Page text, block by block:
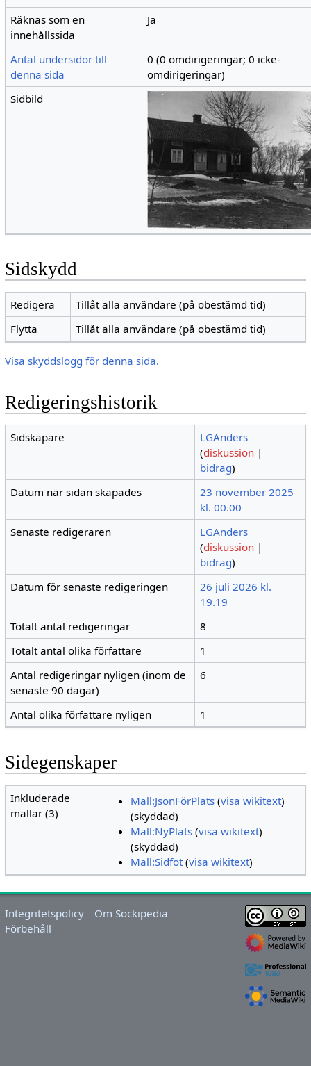
Räknas som en
innehållssida
Ja
Antal undersidor till
denna sida
0 (0 omdirigeringar; 0 icke-
omdirigeringar)
Sidbild
Sidskydd
Redigera
Tillåt alla användare (på obestämd tid)
Flytta
Tillåt alla användare (på obestämd tid)
Visa skyddslogg för denna sida.
Redigeringshistorik
Sidskapare
LGAnders
(diskussion |
bidrag)
Datum när sidan skapades
23 november 2025
kl. 00.00
Senaste redigeraren
LGAnders
(diskussion |
bidrag)
Datum för senaste redigeringen
26 juli 2026 kl.
19.19
Totalt antal redigeringar
8
Totalt antal olika författare
1
Antal redigeringar nyligen (inom de
senaste 90 dagar)
6
Antal olika författare nyligen 1
Sidegenskaper
Inkluderade
mallar (3)
Mall:JsonFörPlats(visa wikitext)
(skyddad)
Mall:NyPlats(visa wikitext)
(skyddad)
Mall:Sidfot(visa wikitext)
Integritetspolicy
Om Sockipedia
Förbehåll